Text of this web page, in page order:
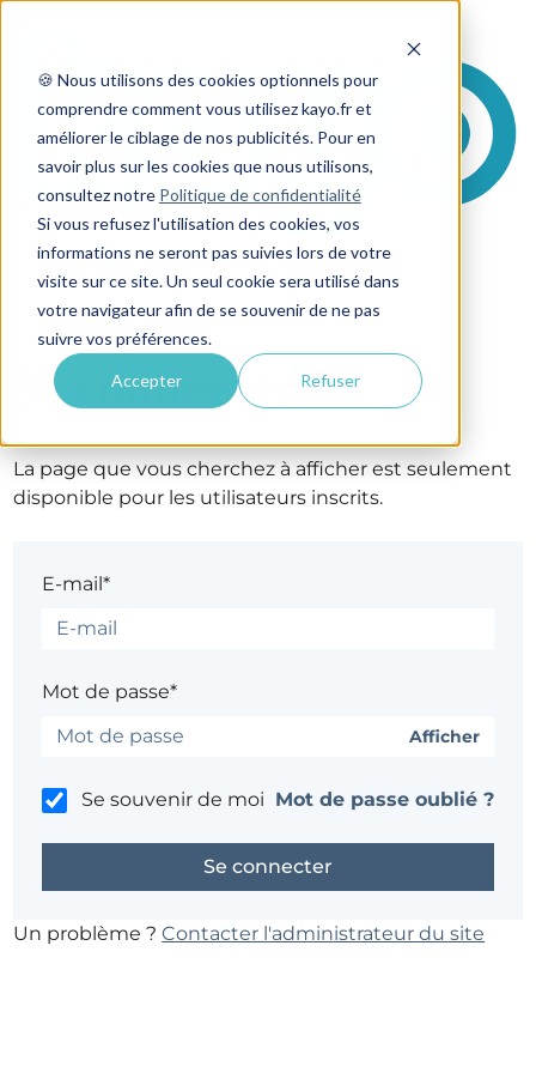
🍪 Nous utilisons des cookies optionnels pour
comprendre comment vous utilisez kayo.fr et
améliorer le ciblage de nos publicités. Pour en
savoir plus sur les cookies que nous utilisons,
consultez notre Politique de confidentialité
Si vous refusez l'utilisation des cookies, vos
informations ne seront pas suivies lors de votre
visite sur ce site. Un seul cookie sera utilisé dans
votre navigateur afin de se souvenir de ne pas
suivre vos préférences.
Accepter Refuser
Se connecter
La page que vous cherchez à afficher est seulement
disponible pour les utilisateurs inscrits.
E-mail*
Mot de passe*
Afficher
Se souvenir de moi Mot de passe oublié ?
Un problème ?Contacter l'administrateur du site